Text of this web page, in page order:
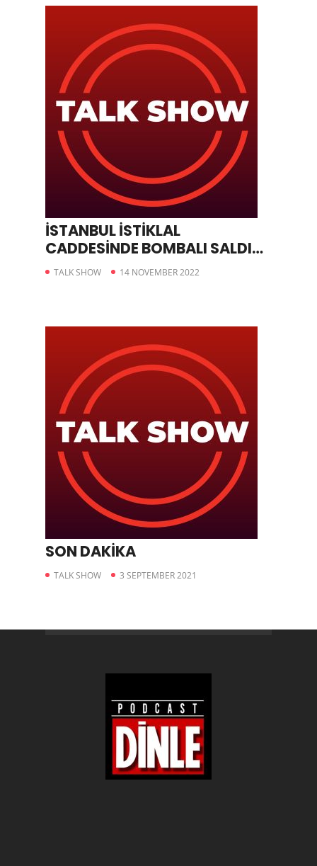
İSTANBUL İSTİKLAL
CADDESİNDE BOMBALI SALDIRI
GERÇEKLEŞTİRİLDİ
TALK SHOW 14 NOVEMBER 2022
SON DAKİKA
TALK SHOW 3 SEPTEMBER 2021